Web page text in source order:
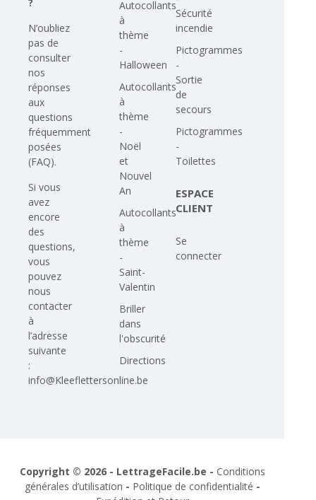
N’oubliez
pas de
consulter
nos
réponses
aux
questions
fréquemment
posées
(FAQ).
Si vous
avez
encore
des
questions,
vous
pouvez
nous
contacter
à
l’adresse
suivante
:
info@Kleeflettersonline.be
Autocollants
à
thème
-
Halloween
Autocollants
à
thème
-
Noël
et
Nouvel
An
Autocollants
à
thème
-
Saint-
Valentin
Briller
dans
l'obscurité
Directions
Sécurité
incendie
Pictogrammes
-
Sortie
de
secours
Pictogrammes
-
Toilettes
ESPACE
CLIENT
Se
connecter
Copyright © 2026 - LettrageFacile.be - Conditions
générales d’utilisation - Politique de confidentialité -